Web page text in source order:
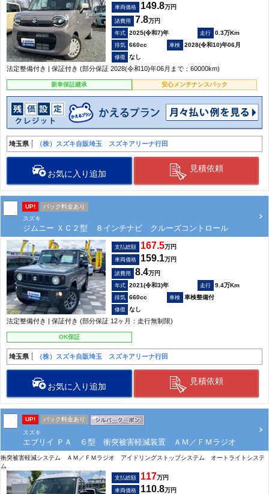
車両価格 149.8万円
諸費用 7.8万円
2025(令和7)年
0.3万Km
660cc
2028(令和10)年06月
なし
法定整備付き | 保証付き (部分保証 2028(令和10)年06月まで：60000km)
新車保証継承 安心メンテナンスパック
埼玉県 （株）スズキ自販埼玉 スズキアリーナ行田
お気に入り追加
見積依頼
UP!
パック料金あり
スズキ
ジムニー ＸＣ２型 ８インチナビ クルーズコントロール
支払総額 167.5万円
車両価格 159.1万円
諸費用 8.4万円
2021(令和3)年
9.4万Km
660cc
車検整備付
なし
法定整備付き | 保証付き (部分保証 12ヶ月：走行無制限)
OK保証
埼玉県 （株）スズキ自販埼玉 スズキアリーナ行田
お気に入り追加
見積依頼
UP!
パック料金あり
スズキ
エブリイ ＰＡ ６型 衝突被害軽減装置 ＡＭ／ＦＭラジオ
衝突被害軽減システム ＡＭ／ＦＭラジオ アイドリングストップシステム オートライトシステ
ム
支払総額 117万円
車両価格 110.8万円